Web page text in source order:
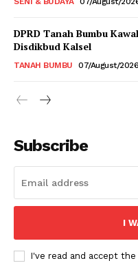
DPRD Tanah Bumbu
Disdikbud Kalsel
TANAH BUMBU 07/August/2026
Subscribe
I
I've read and accept the